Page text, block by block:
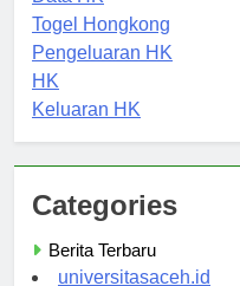
Data HK
Togel Hongkong
Pengeluaran HK
HK
Categories
Berita Terbaru